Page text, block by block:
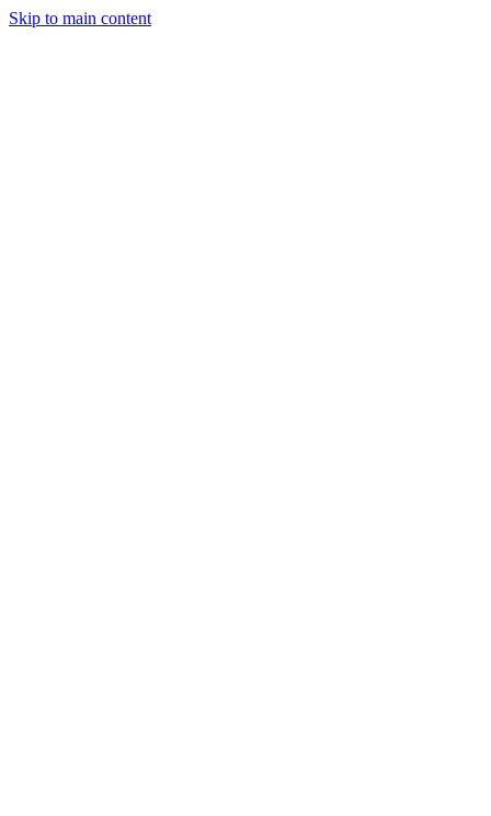
Skip to main content